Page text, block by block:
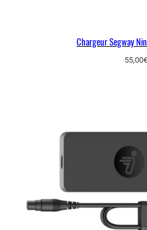
Chargeur Segway
55,00€